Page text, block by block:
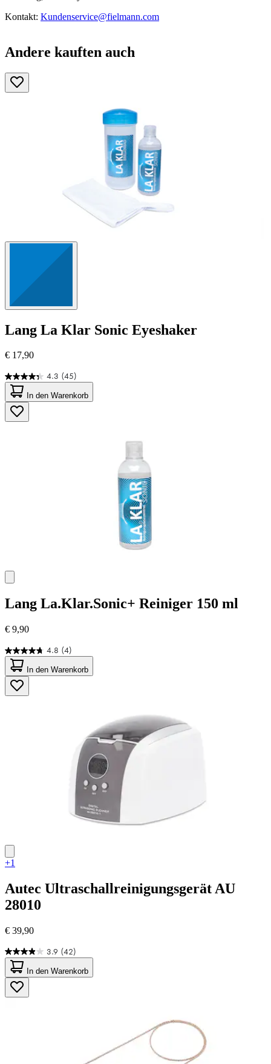
Kontakt: Kundenservice@fielmann.com
Andere kauften auch
Lang La Klar Sonic Eyeshaker
€ 17,90
4.3 (45)
4.3
von
5
Sternen.
45
In den Warenkorb
Lang La.Klar.Sonic+ Reiniger 150 ml
€ 9,90
4.8 (4)
4.8
von
5
Sternen.
4
In den Warenkorb
+1
Autec Ultraschallreinigungsgerät AU
28010
€ 39,90
3.9 (42)
3.9
von
5
Sternen.
42
In den Warenkorb